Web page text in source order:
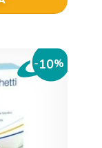
-10%